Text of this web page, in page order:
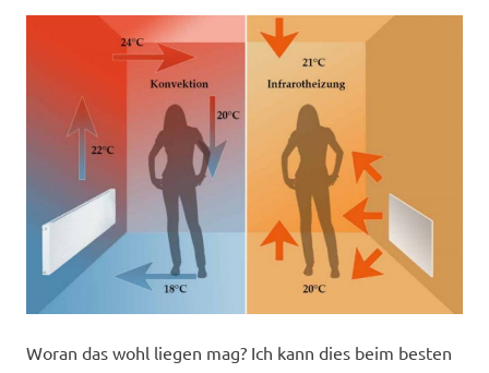
Woran das wohl liegen mag? Ich kann dies beim besten